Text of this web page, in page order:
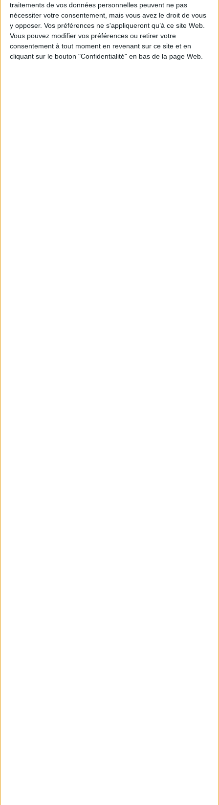
traitements de vos données personnelles peuvent ne pas
nécessiter votre consentement, mais vous avez le droit de vous
y opposer. Vos préférences ne s'appliqueront qu’à ce site Web.
Vous pouvez modifier vos préférences ou retirer votre
consentement à tout moment en revenant sur ce site et en
cliquant sur le bouton "Confidentialité" en bas de la page Web.
Cabina di lavaggio farmaceutica
TERRA CLP